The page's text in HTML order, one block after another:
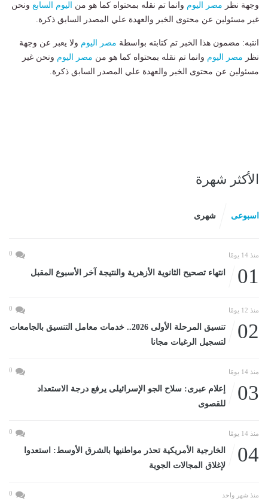
وجهة نظر مصر اليوم وانما تم نقله بمحتواه كما هو من اليوم السابع ونحن
غير مسئولين عن محتوى الخبر والعهدة علي المصدر السابق ذكرة.
انتبه: مضمون هذا الخبر تم كتابته بواسطة مصر اليوم ولا يعبر عن وجهة
نظر مصر اليوم وانما تم نقله بمحتواه كما هو من مصر اليوم ونحن غير
مسئولين عن محتوى الخبر والعهدة علي المصدر السابق ذكرة.
الأكثر شهرة
اسبوعى شهرى
منذ 14 يومًا 0
01 انتهاء تصحيح الثانوية الأزهرية والنتيجة آخر الأسبوع المقبل
منذ 12 يومًا 0
02
تنسيق المرحلة الأولى 2026.. خدمات معامل التنسيق بالجامعات
لتسجيل الرغبات مجانا
منذ 14 يومًا 0
03
إعلام عبرى: سلاح الجو الإسرائيلى يرفع درجة الاستعداد
للقصوى
منذ 14 يومًا 0
04
الخارجية الأمريكية تحذر مواطنيها بالشرق الأوسط: استعدوا
لإغلاق المجالات الجوية
منذ شهر واحد 0